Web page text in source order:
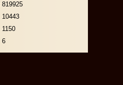
6
819925
10443
1150